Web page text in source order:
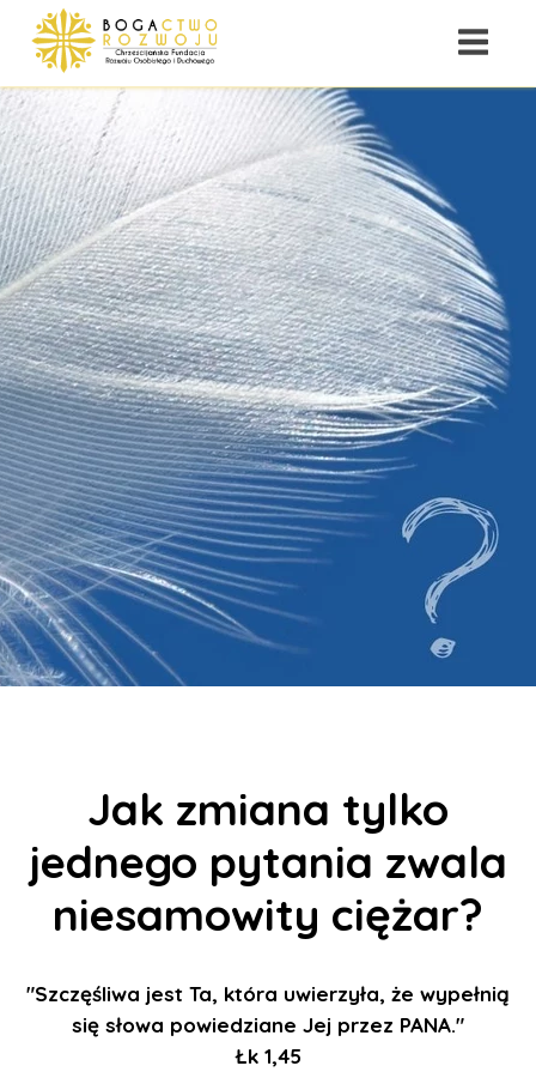
Jak zmiana tylko
jednego pytania zwala
niesamowity ciężar?
"Szczęśliwa jest Ta, która uwierzyła, że wypełnią
się słowa powiedziane Jej przez PANA."
Łk 1,45